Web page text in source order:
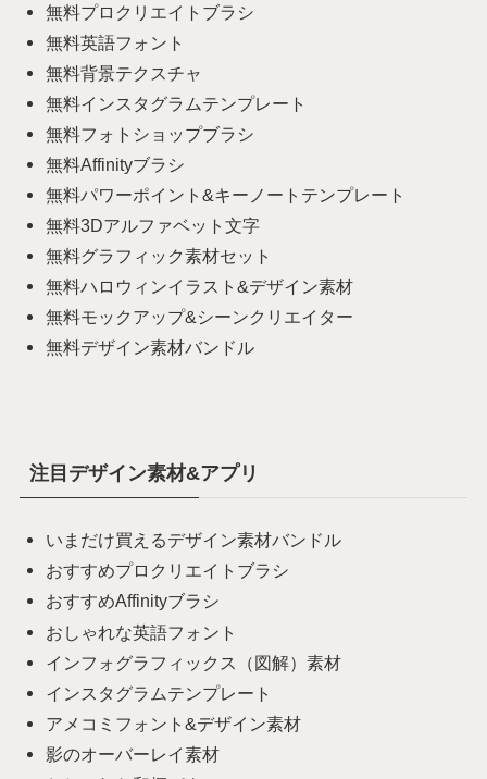
無料プロクリエイトブラシ
無料英語フォント
無料背景テクスチャ
無料インスタグラムテンプレート
無料フォトショップブラシ
無料Affinityブラシ
無料パワーポイント&キーノートテンプレート
無料3Dアルファベット文字
無料グラフィック素材セット
無料ハロウィンイラスト&デザイン素材
無料モックアップ&シーンクリエイター
無料デザイン素材バンドル
注目デザイン素材&アプリ
いまだけ買えるデザイン素材バンドル
おすすめプロクリエイトブラシ
おすすめAffinityブラシ
おしゃれな英語フォント
インフォグラフィックス（図解）素材
インスタグラムテンプレート
アメコミフォント&デザイン素材
影のオーバーレイ素材